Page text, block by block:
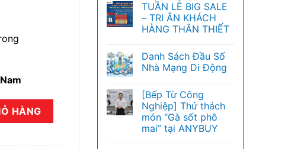
2MI1576 số lượng
HÀNG
TUẦN LỄ BIG SALE
– TRI ÂN KHÁCH
HÀNG THÂN THIẾT
Danh Sách Đầu Số
Nhà Mạng Di Động
[Bếp Từ Công
Nghiệp] Thử thách
món “Gà sốt phô
mai” tại ANYBUY